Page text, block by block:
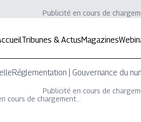
Publicité en cours de
Tribunes & ActusMagazines
Réglementation | Gouvernance du
Publicité en cours de
cours de chargement...